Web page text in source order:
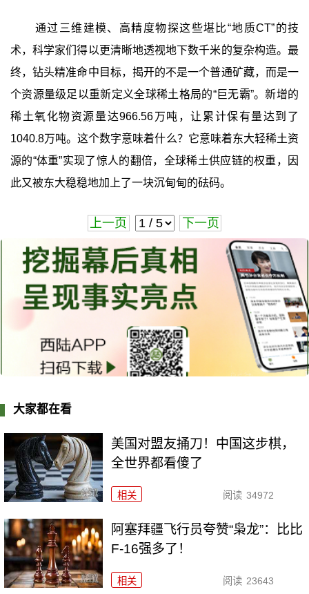
通过三维建模、高精度物探这些堪比“地质CT”的技
术，科学家们得以更清晰地透视地下数千米的复杂构造。最
终，钻头精准命中目标，揭开的不是一个普通矿藏，而是一
个资源量级足以重新定义全球稀土格局的“巨无霸”。新增的
稀土氧化物资源量达966.56万吨，让累计保有量达到了
1040.8万吨。这个数字意味着什么？它意味着东大轻稀土资
源的“体重”实现了惊人的翻倍，全球稀土供应链的权重，因
此又被东大稳稳地加上了一块沉甸甸的砝码。
上一页 下一页
大家都在看
美国对盟友捅刀！中国这步棋，
全世界都看傻了
相关 阅读 34972
阿塞拜疆飞行员夸赞“枭龙”：比比
F-16强多了！
相关 阅读 23643